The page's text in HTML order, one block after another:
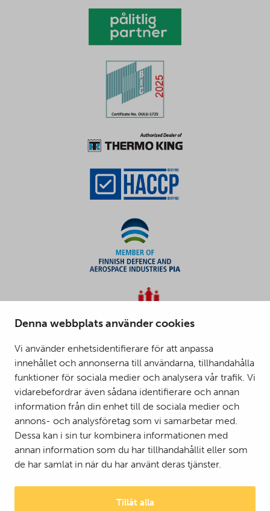
Denna webbplats använder cookies
Vi använder enhetsidentifierare för att anpassa
innehållet och annonserna till användarna, tillhandahålla
funktioner för sociala medier och analysera vår trafik. Vi
vidarebefordrar även sådana identifierare och annan
information från din enhet till de sociala medier och
annons- och analysföretag som vi samarbetar med.
Dessa kan i sin tur kombinera informationen med
annan information som du har tillhandahållit eller som
de har samlat in när du har använt deras tjänster.
Tillåt alla